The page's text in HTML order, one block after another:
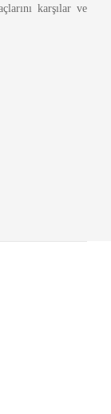
karşılar ve